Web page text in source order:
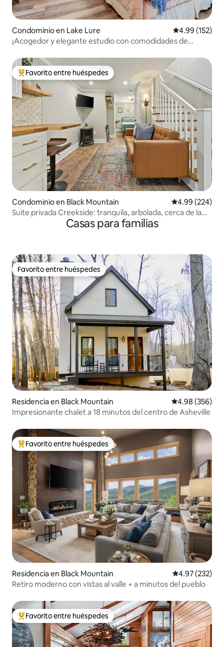
Condominio en Lake Lure Calificación
4.99 (152)
¡Acogedor y elegante estudio con comodidades de
De los mejores en Favorito entre huéspedes
Favorito entre huéspedes
Condominio en Black Mountain Calificación
4.99 (224)
Suite privada Creekside: tranquila, arbolada, cerca de la
Casas para familias
Favorito entre huéspedes
Favorito entre huéspedes
Residencia en Black Mountain Calificación
4.98 (356)
Impresionante chalet a 18 minutos del centro de Asheville
De los mejores en Favorito entre huéspedes
Favorito entre huéspedes
Residencia en Black Mountain Calificación
4.97 (232)
Retiro moderno con vistas al valle + a minutos del pueblo
De los mejores en Favorito entre huéspedes
Favorito entre huéspedes